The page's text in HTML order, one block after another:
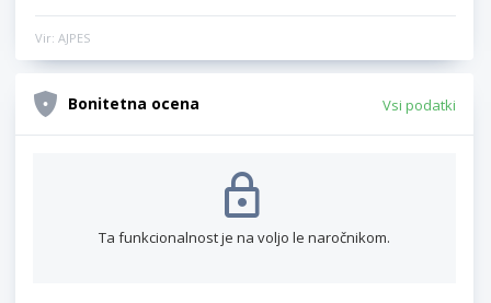
Vir: AJPES
Bonitetna ocena Vsi podatki
Ta funkcionalnost je na voljo le naročnikom.